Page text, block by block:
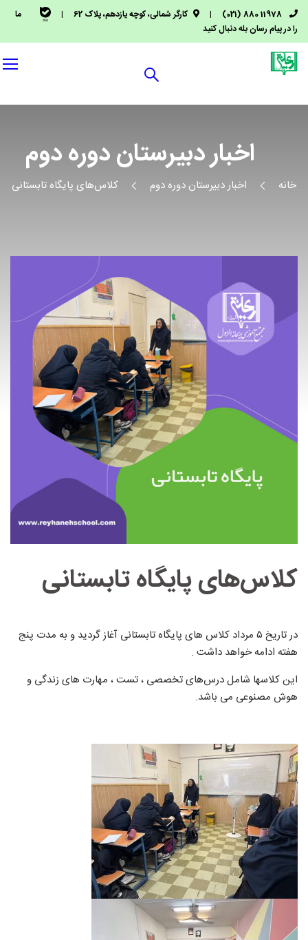
| کارگر شمالی، کوچه یازدهم، پلاک 62 |
ما
را در پیام رسان بله دنبال کنید
اخبار دبیرستان دوره دوم
خانه اخبار دبیرستان دوره دوم کلاس‌های پایگاه تابستانی
کلاس‌های پایگاه تابستانی
در تاریخ ۵ مرداد کلاس های پایگاه تابستانی آغاز گردید و به مدت پنج
هفته ادامه خواهد داشت .
این کلاسها شامل درس‌های تخصصی ، تست ، مهارت های زندگی و
هوش مصنوعی می باشد.